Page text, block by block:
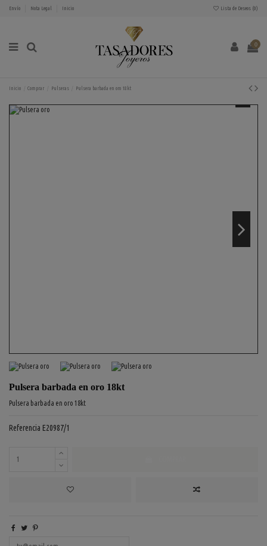
Envío Nota Legal Inicio Lista de Deseos (0)
0
Inicio Comprar Pulseras Pulsera barbada en oro 18kt
Pulsera barbada en oro 18kt
Pulsera barbada en oro 18kt
Referencia E20987/1